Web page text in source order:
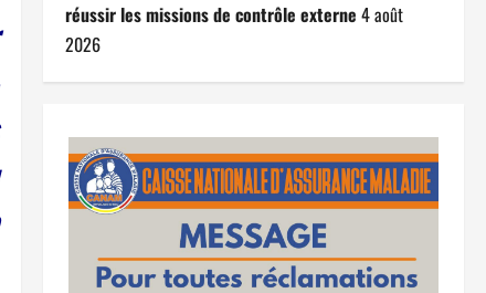
réussir les missions de contrôle externe 4 août
2026